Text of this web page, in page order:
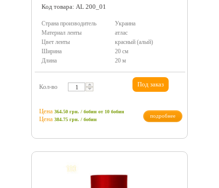
Код товара: AL 200_01
Страна производитель
Украина
Материал ленты
атлас
Цвет ленты
красный (алый)
Ширина
20 см
Длина
20 м
Кол-во Под заказ
Цена 364.50 грн. / бобин от 10 бобин
Цена 384.75 грн. / бобин
подробнее